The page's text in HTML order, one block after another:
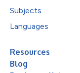
Subjects
Languages
Resources
Blog